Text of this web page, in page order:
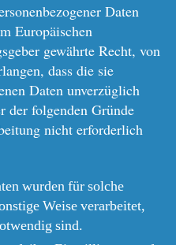
Daten
Europäischen
gewährte Recht, von
dass die sie
Daten unverzüglich
der folgenden Gründe
nicht erforderlich
wurden für solche
Weise verarbeitet,
sind.